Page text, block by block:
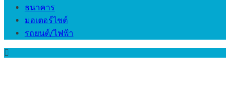
ธนาคาร
มอเตอร์ไชต์
รถยนต์/ไฟฟ้า